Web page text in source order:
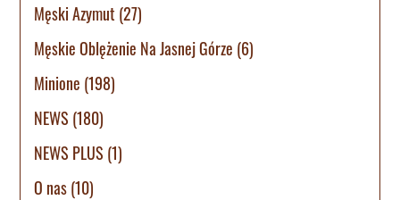
Męski Azymut (27)
Męskie Oblężenie Na Jasnej Górze (6)
Minione (198)
NEWS (180)
NEWS PLUS (1)
O nas(10)